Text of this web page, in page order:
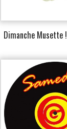
Dimanche Musette !